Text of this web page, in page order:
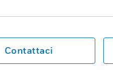
Contattaci